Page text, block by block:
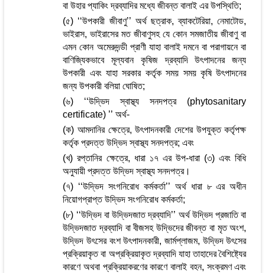
বা উহার প্যাকিং দ্রব্যাদির মধ্যে জীবন্ত বালাই এর উপস্থিতি;
(৫) ‘‘উপকারী জীবাণু’’ অর্থ ছত্রাক, ব্যাকটেরিয়া, নেমাটোড,
ভাইরাস, ভাইরাসের মত জীবাণুসহ যে কোন সমজাতীয় জীবাণু বা
এমন কোন অমেরুদন্ডী প্রাণী যাহা বালাই দমনে বা পরাগায়নে বা
বাণিজ্যিকভাবে মূল্যবান কৃষিজ দ্রব্যাদি উৎপাদনের জন্য
উপকারী এবং যাহা সরকার কর্তৃক সময় সময় কৃষি উৎপাদনের
জন্য উপকারী বলিয়া ঘোষিত;
(৬) ‘‘উদ্ভিদ স্বাস্থ্য সনদপত্র (phytosanitary
certificate) ’’ অর্থ-
(ক) আমদানির ক্ষেত্রে, উৎপাদনকারী দেশের উপযুক্ত কর্তৃপক্ষ
কর্তৃক প্রদত্ত উদ্ভিদ স্বাস্থ্য সনদপত্র; এবং
(খ) রপ্তানির ক্ষেত্রে, ধারা ১৭ এর উপ-ধারা (৩) এবং বিধি
অনুযায়ী প্রদত্ত উদ্ভিদ স্বাস্থ্য সনদপত্র।
(৭) ‘‘উদ্ভিদ সংগনিরোধ কর্মকর্তা’’ অর্থ ধারা ৮ এর অধীন
নিয়োগপ্রাপ্ত উদ্ভিদ সংগনিরোধ কর্মকর্তা;
(৮) ‘‘উদ্ভিদ বা উদ্ভিদজাত দ্রব্যাদি’’ অর্থ উদ্ভিদ প্রজাতি বা
উদ্ভিদজাত দ্রব্যাদি বা বীজসহ উদ্ভিদের জীবন্ত বা মৃত অংশ,
উদ্ভিদ উৎসের বংশ উৎপাদনকারী, জার্মপ্লাজম, উদ্ভিদ উৎসের
প্রক্রিয়াকৃত বা অপ্রক্রিয়াকৃত দ্রব্যাদি যাহা তাহাদের বৈশিষ্ট্যের
কারণে অথবা প্রক্রিয়াকরণের কারণে বালাই বহন, সংক্রমণ এবং